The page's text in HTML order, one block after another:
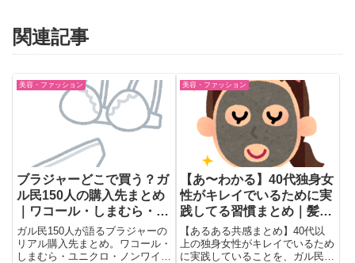
関連記事
美容・ファッション
ブラジャーどこで買う？ガ
ル民150人の購入先まとめ
｜ワコール・しまむら・ノ
ンワイヤーのリアル
ガル民150人が語るブラジャーの
リアル購入先まとめ。ワコール・
しまむら・ユニクロ・ノンワイヤ
美容・ファッション
【あ〜わかる】40代独身女
性がキレイでいるために実
践してる習慣まとめ｜髪・
肌・体型・清潔感18選
【あるある共感まとめ】40代以
上の独身女性がキレイでいるため
に実践していることを、ガル民が